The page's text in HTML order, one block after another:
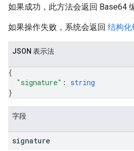
如果成功，此方法会返回 Base64
如果操作失败，系统会返回 结构化
JSON 表示法
{
"signature" : string
}
字段
signature